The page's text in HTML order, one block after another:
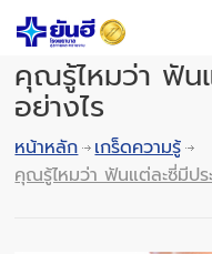
คุณรู้ไหมว่า ฟัน
อย่างไร
หน้าหลัก
เกร็ดความรู้
คุณรู้ไหมว่า ฟันแต่ละซี่มีปร